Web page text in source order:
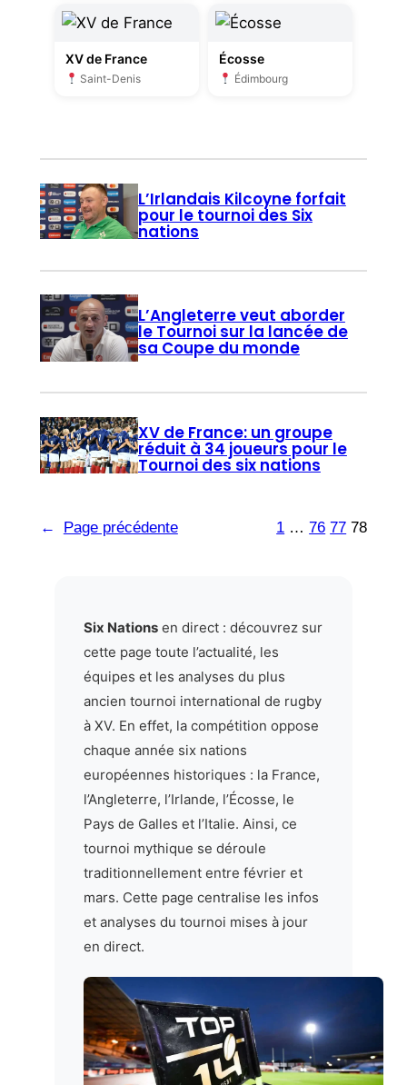
XV de France
Saint-Denis
Écosse
Édimbourg
L’Irlandais Kilcoyne forfait
pour le tournoi des Six
nations
L’Angleterre veut aborder
le Tournoi sur la lancée de
sa Coupe du monde
XV de France: un groupe
réduit à 34 joueurs pour le
Tournoi des six nations
← Page précédente 1 … 76 77 78
Six Nationsen direct : découvrez sur
cette page toute l’actualité, les
équipes et les analyses du plus
ancien tournoi international de rugby
à XV. En effet, la compétition oppose
chaque année six nations
européennes historiques : la France,
l’Angleterre, l’Irlande, l’Écosse, le
Pays de Galles et l’Italie. Ainsi, ce
tournoi mythique se déroule
traditionnellement entre février et
mars. Cette page centralise les infos
et analyses du tournoi mises à jour
en direct.